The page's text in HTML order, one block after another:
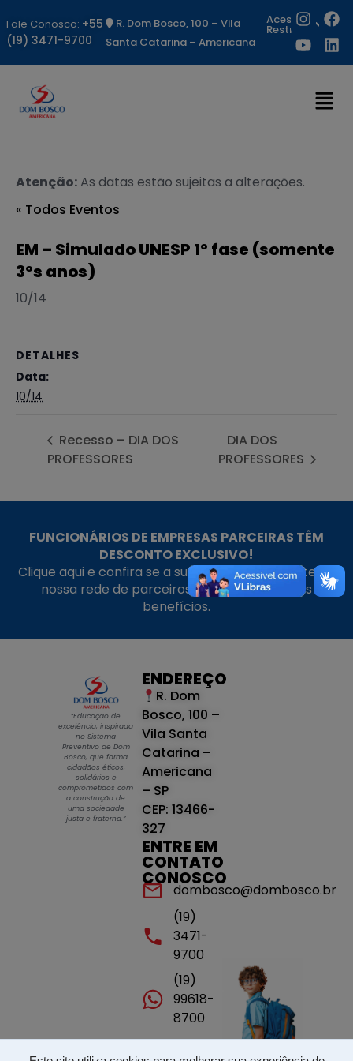
Fale Conosco: +55
(19) 3471-9700
R. Dom Bosco, 100 – Vila
Santa Catarina – Americana
Acesso
Restrito
Atenção:As datas estão sujeitas a alterações.
« Todos Eventos
EM – Simulado UNESP 1º fase (somente
3ºs anos)
10/14
DETALHES
Data:
10/14
Recesso – DIA DOS
PROFESSORES
DIA DOS
PROFESSORES
FUNCIONÁRIOS DE EMPRESAS PARCEIRAS TÊM
DESCONTO EXCLUSIVO!
Clique aqui e confira se a sua empresa faz parte da
nossa rede de parceiros e aproveite nossos
benefícios.
“Educação de
excelência, inspirada
no Sistema
Preventivo de Dom
Bosco, que forma
cidadãos éticos,
solidários e
comprometidos com
a construção de
uma sociedade
justa e fraterna.”
ENDEREÇO
R. Dom
Bosco, 100 –
Vila Santa
Catarina –
Americana
– SP
CEP: 13466-
327
ENTRE EM
CONTATO
CONOSCO
dombosco@dombosco.br
(19)
3471-
9700
(19)
99618-
8700